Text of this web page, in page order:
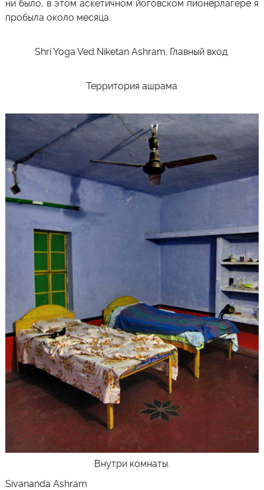
ни было, в этом аскетичном йоговском пионерлагере я
пробыла около месяца.
Shri Yoga Ved Niketan Ashram. Главный вход.
Территория ашрама
Внутри комнаты.
Sivananda Ashram